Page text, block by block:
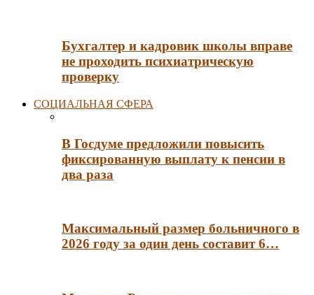
Бухгалтер и кадровик школы вправе
не проходить психиатрическую
проверку
СОЦИАЛЬНАЯ СФЕРА
В Госдуме предложили повысить
фиксированную выплату к пенсии в
два раза
Максимальный размер больничного в
2026 году за один день составит 6…